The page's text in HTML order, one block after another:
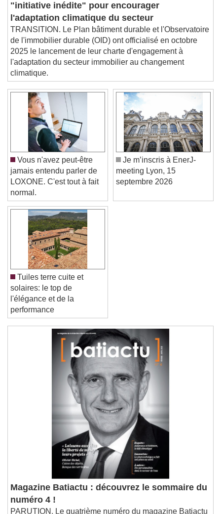
Audio Track
Picture-in-Picture
Fullscreen
This is a modal window.
Beginning of dialog window. Escape will cancel
and close the window.
Text
Color
Text Background
Color
Caption Area Background
Color Opacity
Font Size
Text Edge Style
Font Family
Reset
Done
Close Modal Dialog
End of dialog window.
"initiative inédite" pour encourager
l'adaptation climatique du secteur
TRANSITION. Le Plan bâtiment durable et l'Observatoire
de l'immobilier durable (OID) ont officialisé en octobre
2025 le lancement de leur charte d'engagement à
l'adaptation du secteur immobilier au changement
climatique.
Vous n'avez peut-être
jamais entendu parler de
LOXONE. C'est tout à fait
normal.
Je m’inscris à EnerJ-
meeting Lyon, 15
Tuiles terre cuite et
solaires: le top de
l'élégance et de la
performance
Magazine Batiactu : découvrez le sommaire du
numéro 4 !